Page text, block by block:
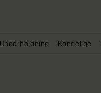
Underholdning Kongelige